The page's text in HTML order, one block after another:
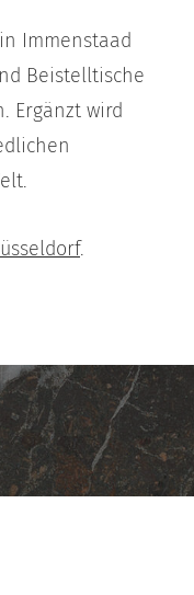
Immenstaad
Beistelltische
Ergänzt wird
.